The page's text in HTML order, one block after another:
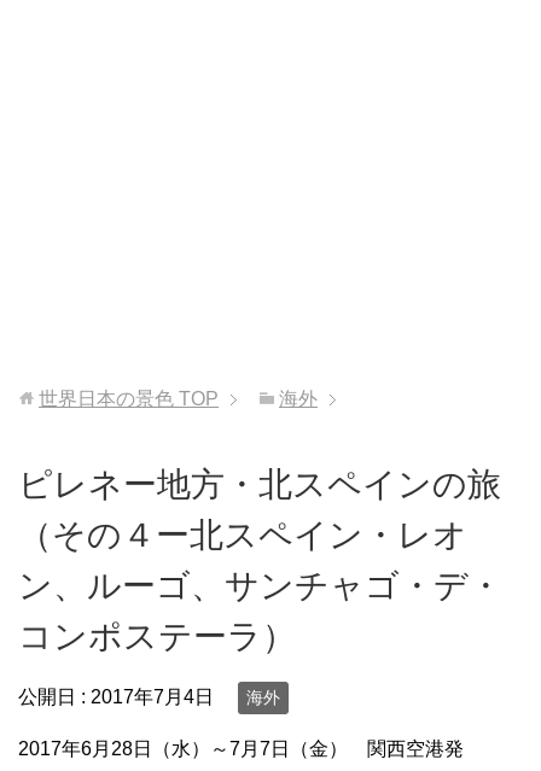
世界日本の景色 TOP 海外
ピレネー地方・北スペインの旅
（その４ー北スペイン・レオ
ン、ルーゴ、サンチャゴ・デ・
コンポステーラ）
公開日 : 2017年7月4日 海外
2017年6月28日（水）～7月7日（金） 関西空港発